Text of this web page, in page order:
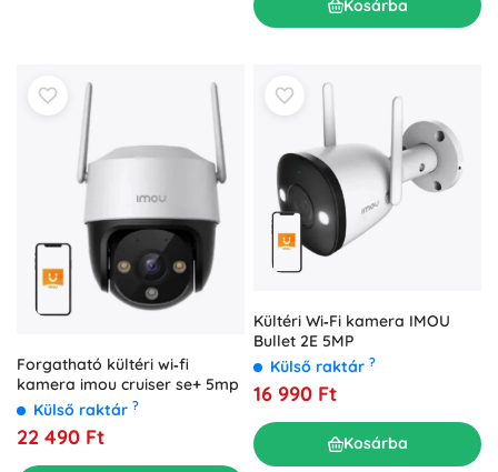
Kosárba
Forgatható kültéri wi‑fi
kamera imou cruiser se+ 5mp
Külső raktár ?
22 490 Ft
Kültéri Wi‑Fi kamera IMOU
Bullet 2E 5MP
Külső raktár ?
16 990 Ft
Kosárba